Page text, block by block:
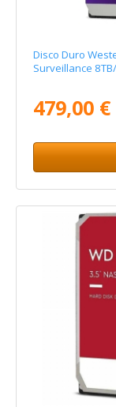
Disco Duro
Surveillance
479,00 €